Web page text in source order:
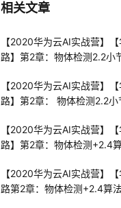
相关文章
【2020华为云AI实战营】
路】第2章：物体检测2.2小
【2020华为云AI实战营】
路】第2章： 物体检测2.2小
【2020华为云AI实战营】
路】第2章：物体检测+2.4
【2020华为云AI实战营】
路第2章：物体检测+2.4算